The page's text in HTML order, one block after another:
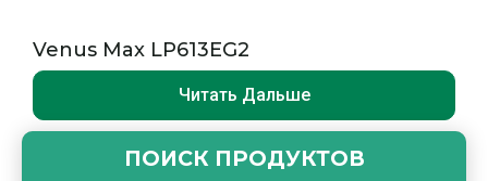
Venus Max LP613EG2
Читать Дальше
ПОИСК ПРОДУКТОВ